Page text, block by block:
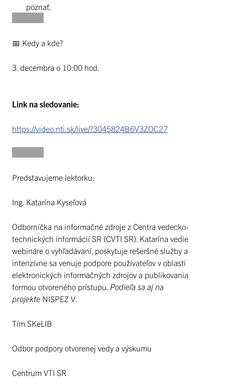
poznať.
📅 Kedy a kde?
3. decembra o 10:00 hod.
Link na sledovanie:
https://video.nti.sk/live/?3045824B6V3ZOC27
Predstavujeme lektorku:
Ing. Katarína Kyseľová
Odborníčka na informačné zdroje z Centra vedecko-
technických informácií SR (CVTI SR). Katarína vedie
webináre o vyhľadávaní, poskytuje rešeršné služby a
intenzívne sa venuje podpore používateľov v oblasti
elektronických informačných zdrojov a publikovania
formou otvoreného prístupu. Podieľa sa aj na
projekte NISPEZ V.
Tím SKeLIB
Odbor podpory otvorenej vedy a výskumu
Centrum VTI SR